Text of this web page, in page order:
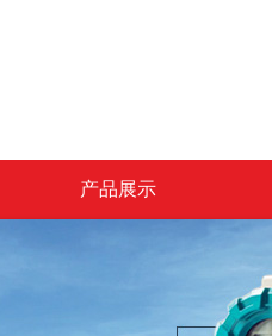
产品展示